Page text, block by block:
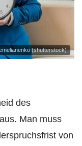
(shutterstock)
des
Man muss
von